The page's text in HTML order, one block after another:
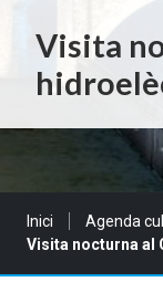
Visita
Sou a:
Inici
Agenda
Visita nocturna al